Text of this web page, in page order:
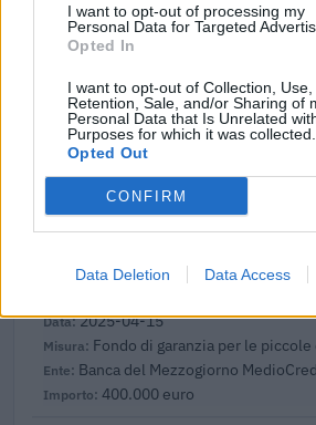
I want to opt-out of processing my
Personal Data for Targeted
Opted In
I want to opt-out of Collection, Use,
Retention, Sale, and/or Sharing of
Personal Data that Is Unrelated
Purposes for which it was collected.
Opted Out
CONFIRM
Data Deletion Data Access
6.000 euro
2025-10-20
SPONSORIZZAZIONI SPORTIVE
Presidenza del Consiglio dei
per lo sport della Presiden
85.000 euro
2025-04-29
400.000 euro
2025-04-15
Fondo di garanzia per le
Banca del Mezzogiorno
400.000 euro